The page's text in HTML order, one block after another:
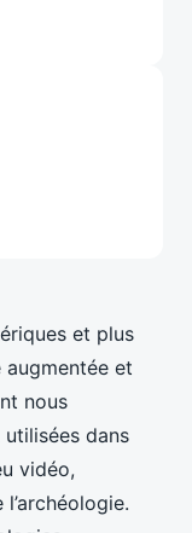
et plus
et
nous
dans
vidéo,